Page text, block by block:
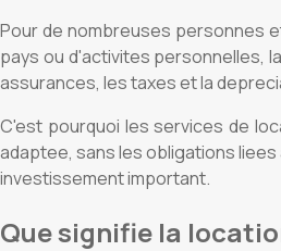
Pour de nombreuses personnes
pays ou d'activites personnelles,
assurances, les taxes et la
C'est pourquoi les services de
adaptee, sans les obligations
investissement important.
Que signifie la